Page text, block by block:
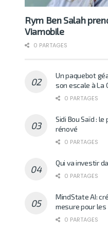
Rym Ben Salah
Viamobile
0 PARTAGES
Un paquebot
son escale à La
0 PARTAGES
Sidi Bou Saïd :
rénové
0 PARTAGES
Qui va investir
0 PARTAGES
MindState AI:
mesure pour
0 PARTAGES